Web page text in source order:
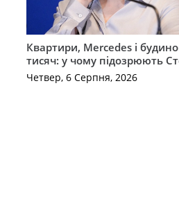
Квартири, Mercedes і
тисяч: у чому підозрюють
Четвер, 6 Серпня, 2026